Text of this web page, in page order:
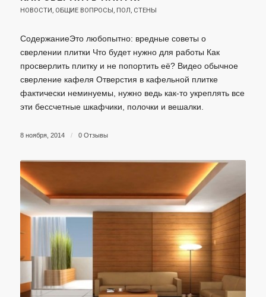
НОВОСТИ, ОБЩИЕ ВОПРОСЫ, ПОЛ, СТЕНЫ
СодержаниеЭто любопытно: вредные советы о
сверлении плитки Что будет нужно для работы Как
просверлить плитку и не попортить её? Видео обычное
сверление кафеля Отверстия в кафельной плитке
фактически неминуемы, нужно ведь как-то укреплять все
эти бессчетные шкафчики, полочки и вешалки.
8 ноября, 2014 / 0 Отзывы